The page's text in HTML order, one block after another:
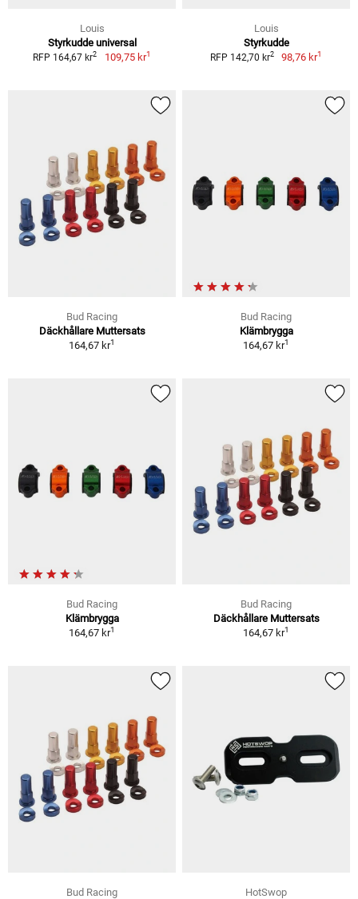
Louis
Styrkudde universal
RFP 164,67 kr2 109,75 kr1
Louis
Styrkudde
RFP 142,70 kr2 98,76 kr1
Bud Racing
Däckhållare Muttersats
164,67 kr1
Bud Racing
Klämbrygga
164,67 kr1
Bud Racing
Klämbrygga
164,67 kr1
Bud Racing
Däckhållare Muttersats
164,67 kr1
Bud Racing
HotSwop